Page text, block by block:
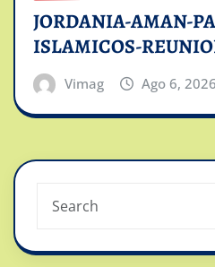
JORDANIA-AMAN-
ISLAMICOS-
Vimag Ago 6, 2026